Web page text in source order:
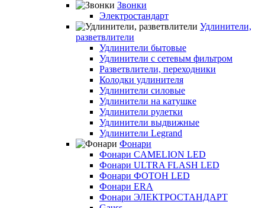
Звонки
Электростандарт
Удлинители,
разветвлители
Удлинители бытовые
Удлинители с сетевым фильтром
Разветвлители, переходники
Колодки удлинителя
Удлинители силовые
Удлинители на катушке
Удлинители рулетки
Удлинители выдвижные
Удлинители Legrand
Фонари
Фонари CAMELION LED
Фонари ULTRA FLASH LED
Фонари ФОТОН LED
Фонари ERA
Фонари ЭЛЕКТРОСТАНДАРТ